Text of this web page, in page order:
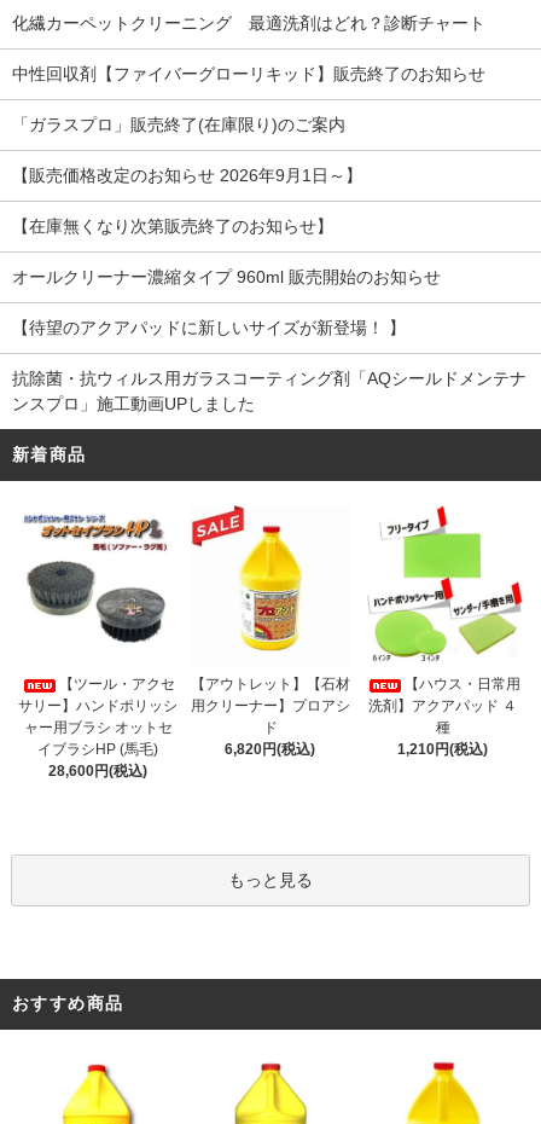
化繊カーペットクリーニング 最適洗剤はどれ？診断チャート
中性回収剤【ファイバーグローリキッド】販売終了のお知らせ
「ガラスプロ」販売終了(在庫限り)のご案内
【販売価格改定のお知らせ 2026年9月1日～】
【在庫無くなり次第販売終了のお知らせ】
オールクリーナー濃縮タイプ 960ml 販売開始のお知らせ
【待望のアクアパッドに新しいサイズが新登場！ 】
抗除菌・抗ウィルス用ガラスコーティング剤「AQシールドメンテナ
ンスプロ」施工動画UPしました
新着商品
【ツール・アクセ
サリー】ハンドポリッシ
ャー用ブラシ オットセ
イブラシHP (馬毛)
28,600円(税込)
【アウトレット】【石材
用クリーナー】プロアシ
ド
6,820円(税込)
【ハウス・日常用
洗剤】アクアパッド ４
種
1,210円(税込)
もっと見る
おすすめ商品